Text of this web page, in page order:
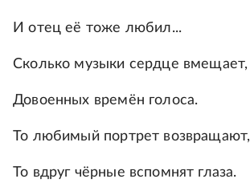
И отец её тоже любил...
Сколько музыки сердце вмещает,
Довоенных времён голоса.
То любимый портрет возвращают,
То вдруг чёрные вспомнят глаза.